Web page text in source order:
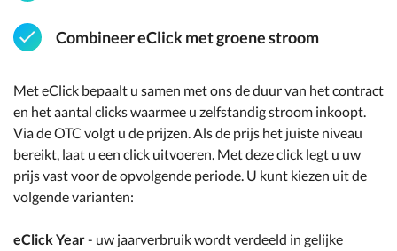
Combineer eClick met groene stroom
Met eClick bepaalt u samen met ons de duur van het contract
en het aantal clicks waarmee u zelfstandig stroom inkoopt.
Via de OTC volgt u de prijzen. Als de prijs het juiste niveau
bereikt, laat u een click uitvoeren. Met deze click legt u uw
prijs vast voor de opvolgende periode. U kunt kiezen uit de
volgende varianten:
eClick Year- uw jaarverbruik wordt verdeeld in gelijke